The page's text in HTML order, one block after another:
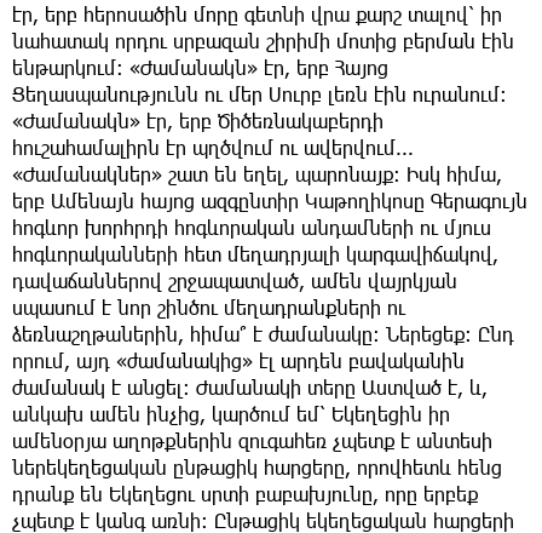
էր, երբ հերոսածին մորը գետնի վրա քարշ տալով՝ իր
նահատակ որդու սրբազան շիրիմի մոտից բերման էին
ենթարկում։ «Ժամանակն» էր, երբ Հայոց
Ցեղասպանությունն ու մեր Սուրբ լեռն էին ուրանում։
«Ժամանակն» էր, երբ Ծիծեռնակաբերդի
հուշահամալիրն էր պղծվում ու ավերվում...
«Ժամանակներ» շատ են եղել, պարոնայք։ Իսկ հիմա,
երբ Ամենայն հայոց ազգընտիր Կաթողիկոսը Գերագույն
հոգևոր խորհրդի հոգևորական անդամների ու մյուս
հոգևորականների հետ մեղադրյալի կարգավիճակով,
դավաճաններով շրջապատված, ամեն վայրկյան
սպասում է նոր շինծու մեղադրանքների ու
ձեռնաշղթաներին, հիմա՞ է ժամանակը։ Ներեցեք։ Ընդ
որում, այդ «ժամանակից» էլ արդեն բավականին
ժամանակ է անցել։ Ժամանակի տերը Աստված է, և,
անկախ ամեն ինչից, կարծում եմ՝ Եկեղեցին իր
ամենօրյա աղոթքներին զուգահեռ չպետք է անտեսի
ներեկեղեցական ընթացիկ հարցերը, որովհետև հենց
դրանք են Եկեղեցու սրտի բաբախյունը, որը երբեք
չպետք է կանգ առնի։ Ընթացիկ եկեղեցական հարցերի